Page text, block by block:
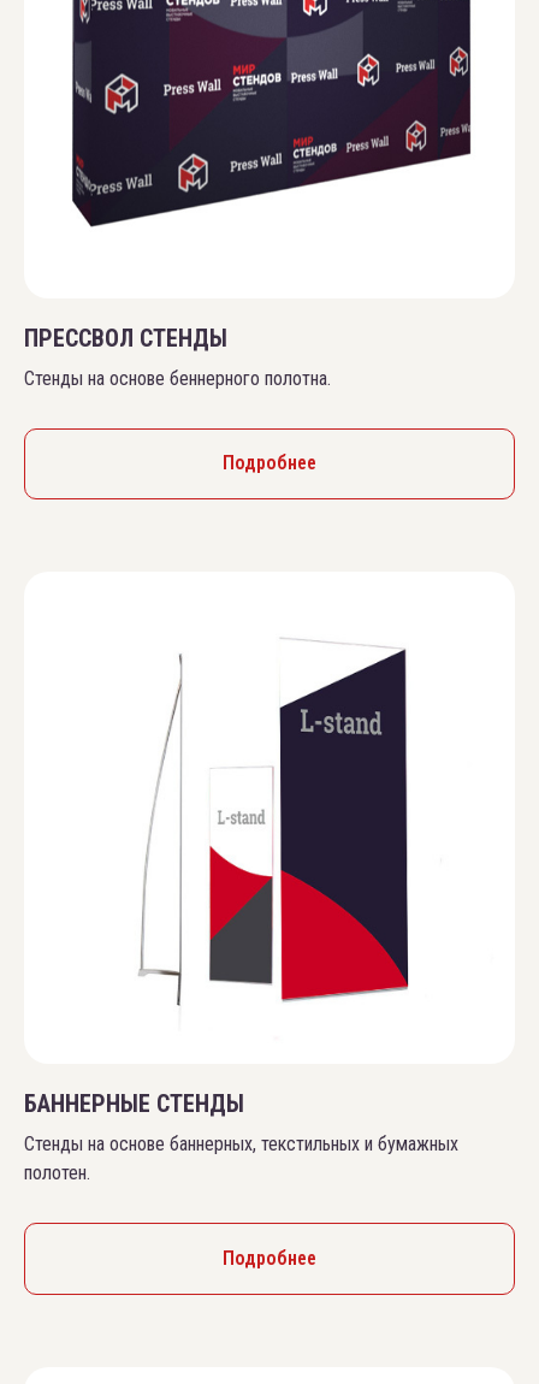
ПРЕССВОЛ СТЕНДЫ
Стенды на основе беннерного полотна.
Подробнее
БАННЕРНЫЕ СТЕНДЫ
Стенды на основе баннерных, текстильных и бумажных
полотен.
Подробнее